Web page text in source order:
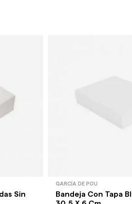
Sin
GARCÍA DE POU
Bandeja Con Tapa